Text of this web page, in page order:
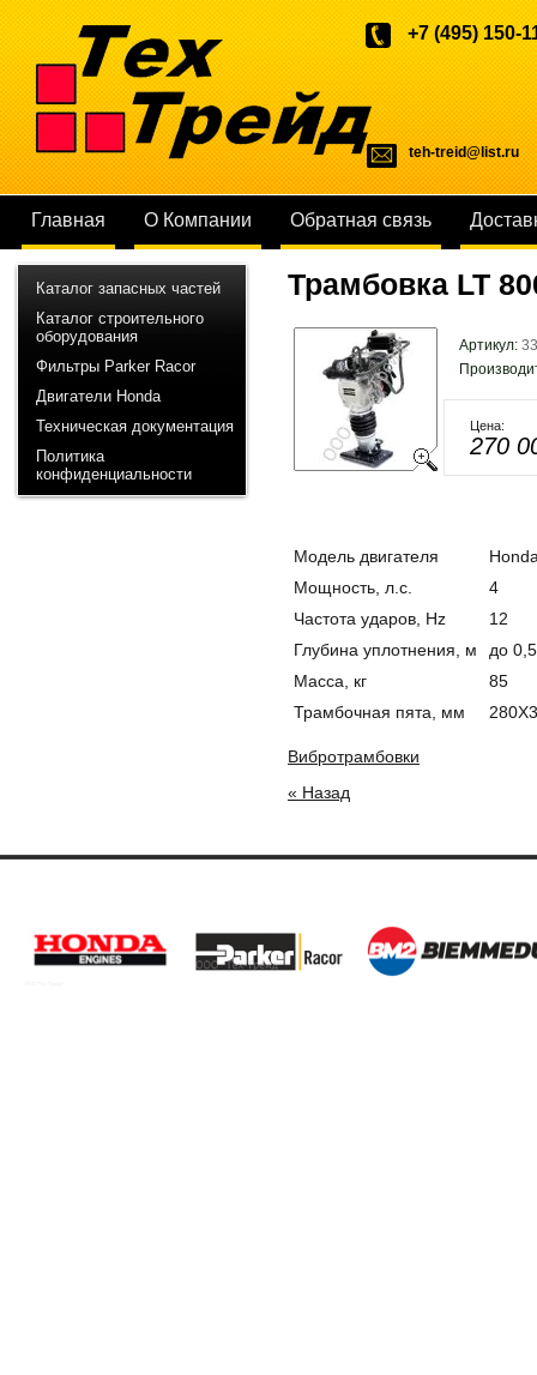
+7 (495) 150-
teh-treid@list.ru
Главная О Компании Обратная связь
Трамбовка LT
Артикул:
Цена:
270
Модель двигателя
Мощность, л.с.
4
Частота ударов, Hz
12
Глубина уплотнения, м
до 0,5
Масса, кг
85
Трамбочная пята, мм
Вибротрамбовки
« Назад
Каталог запасных частей
Каталог строительного
оборудования
Фильтры Parker Racor
Двигатели Honda
Техническая документация
Политика
конфиденциальности